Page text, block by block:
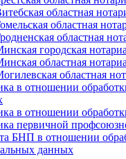
областная
областная
областная
городская
областная
областная
в отношении
в отношении
первичной
БНП в отношении
данных